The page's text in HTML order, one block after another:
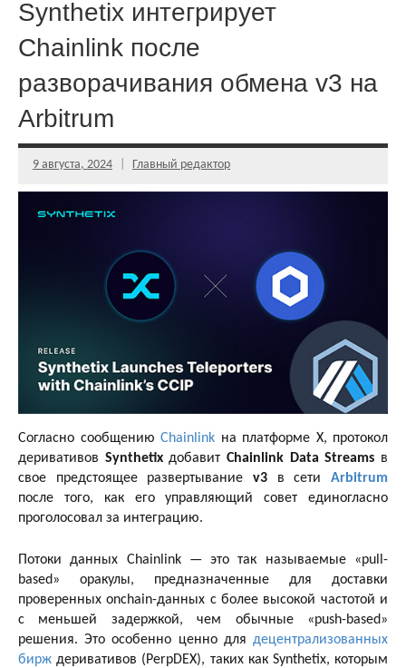
Synthetix интегрирует
Chainlink после
разворачивания обмена v3 на
Arbitrum
9 августа, 2024 Главный редактор
Согласно сообщению Chainlink на платформе X, протокол
деривативов SynthetixдобавитChainlink Data Streams в
свое предстоящее развертывание v3 в сети Arbitrum
после того, как его управляющий совет единогласно
проголосовал за интеграцию.
Потоки данных Chainlink — это так называемые «pull-
based» оракулы, предназначенные для доставки
проверенных onchain-данных с более высокой частотой и
с меньшей задержкой, чем обычные «push-based»
решения. Это особенно ценно для децентрализованных
бирж деривативов (PerpDEX), таких как Synthetix, которым